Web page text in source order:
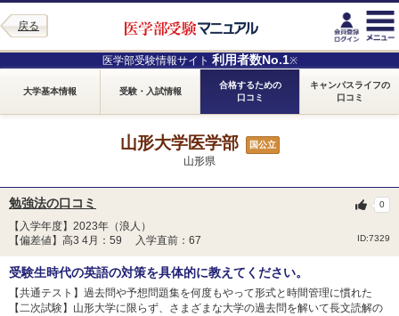
戻る
医学部受験情報サイト 利用者数No.1※
大学基本情報 受験・入試情報
合格するための
口コミ
キャンパスライフの
口コミ
山形大学医学部 国公立
山形県
勉強法の口コミ
【入学年度】2023年（浪人）
【偏差値】高3 4月：59 入学直前：67
ID:7329
0
受験生時代の英語の対策を具体的に教えてください。
【共通テスト】過去問や予想問題集を何度もやって形式と時間管理に慣れた
【二次試験】山形大学に限らず、さまざまな大学の過去問を解いて長文読解の